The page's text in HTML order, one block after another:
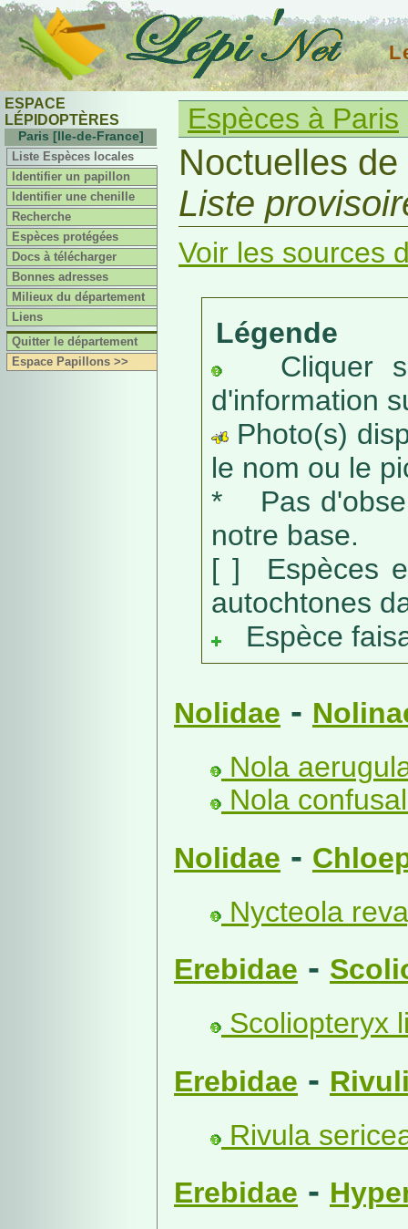
ESPACE
LÉPIDOPTÈRES
Paris [Ile-de-France]
Liste Espèces locales
Identifier un papillon
Identifier une chenille
Recherche
Espèces protégées
Docs à télécharger
Bonnes adresses
Milieux du département
Liens
Quitter le département
Espace Papillons >>
Espèces à Paris
Noctuelles
Liste
Voir les sources
Légende
Cliquer
d'information
Photo(s)
le nom ou le
* Pas
notre base.
[ ] Espèces
autochtones
Espèce
Nolidae -
Nola
Nola
Nolidae -
Nycteola
Erebidae -
Scoliopteryx
Erebidae -
Rivula
Erebidae -